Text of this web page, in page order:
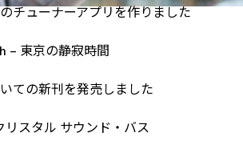
チューナーアプリを作りました
– 東京の静寂時間
ての新刊を発売しました
リスタル サウンド・バス